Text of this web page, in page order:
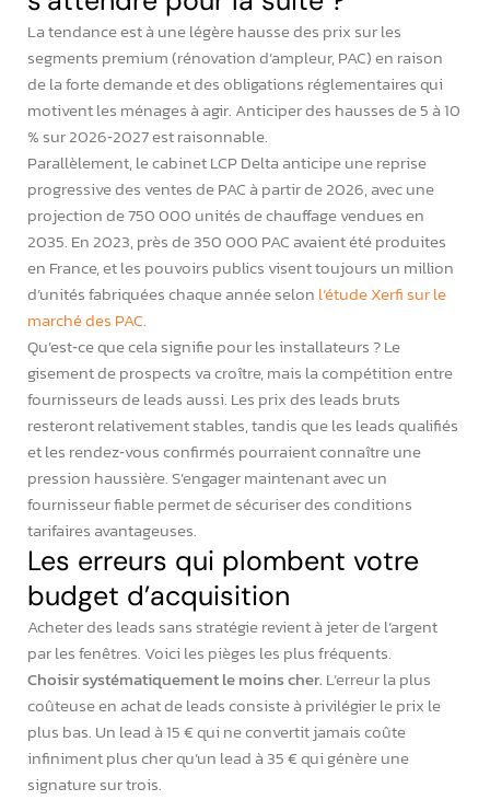
La tendance est à une légère hausse des prix sur les
segments premium (rénovation d’ampleur, PAC) en raison
de la forte demande et des obligations réglementaires qui
motivent les ménages à agir. Anticiper des hausses de 5 à 10
% sur 2026‑2027 est raisonnable.
Parallèlement, le cabinet LCP Delta anticipe une reprise
progressive des ventes de PAC à partir de 2026, avec une
projection de 750 000 unités de chauffage vendues en
2035. En 2023, près de 350 000 PAC avaient été produites
en France, et les pouvoirs publics visent toujours un million
d’unités fabriquées chaque année selon l’étude Xerfi sur le
marché des PAC.
Qu’est‑ce que cela signifie pour les installateurs ? Le
gisement de prospects va croître, mais la compétition entre
fournisseurs de leads aussi. Les prix des leads bruts
resteront relativement stables, tandis que les leads qualifiés
et les rendez‑vous confirmés pourraient connaître une
pression haussière. S’engager maintenant avec un
fournisseur fiable permet de sécuriser des conditions
tarifaires avantageuses.
Les erreurs qui plombent votre
budget d’acquisition
Acheter des leads sans stratégie revient à jeter de l’argent
par les fenêtres. Voici les pièges les plus fréquents.
Choisir systématiquement le moins cher. L’erreur la plus
coûteuse en achat de leads consiste à privilégier le prix le
plus bas. Un lead à 15 € qui ne convertit jamais coûte
infiniment plus cher qu’un lead à 35 € qui génère une
signature sur trois.